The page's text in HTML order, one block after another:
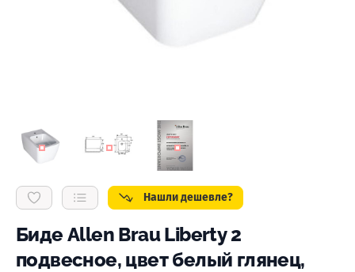
Биде Allen Brau Liberty 2
подвесное, цвет белый глянец,
Нашли дешевле?